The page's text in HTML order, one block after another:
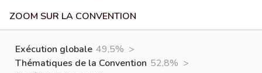
ZOOM SUR LA CONVENTION
Exécution globale 49,5% >
Thématiques de la Convention 52,8% >